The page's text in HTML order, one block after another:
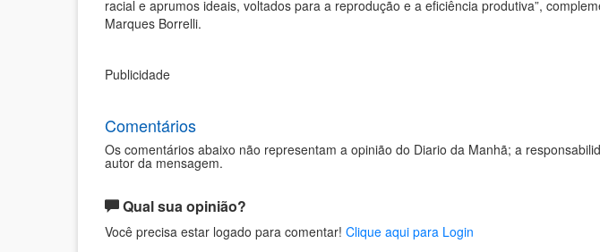
racial e aprumos ideais, voltados para a reprodução e a eficiência produtiva”,
Marques Borrelli.
Publicidade
Comentários
Os comentários abaixo não representam a opinião do Diario da Manhã; a
autor da mensagem.
Qual sua opinião?
Você precisa estar logado para comentar! Clique aqui para Login